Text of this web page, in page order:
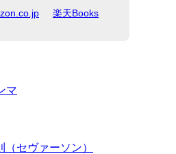
楽天Books
マ
セヴァーソン）